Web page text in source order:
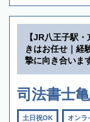
【JR八王子駅
きはお任せ｜経
摯に向き合いま
司法書士
土日祝OK オンラ